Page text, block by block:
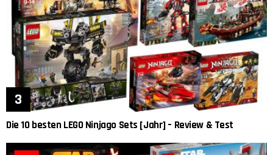
Die 10 besten LEGO Ninjago Sets [Jahr] – Review & Test